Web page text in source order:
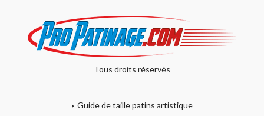
Tous droits réservés
Guide de taille patins artistique